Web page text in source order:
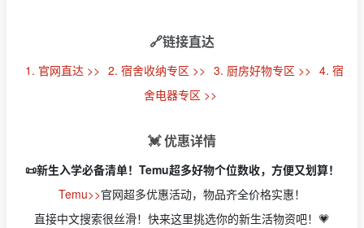
🔗链接直达
1. 官网直达 >> 2. 宿舍收纳专区 >> 3. 厨房好物专区 >> 4. 宿
舍电器专区 >>
💓 优惠详情
📜新生入学必备清单！Temu超多好物个位数收，方便又划算！
Temu>>官网超多优惠活动，物品齐全价格实惠！
直接中文搜索很丝滑！快来这里挑选你的新生活物资吧！💗